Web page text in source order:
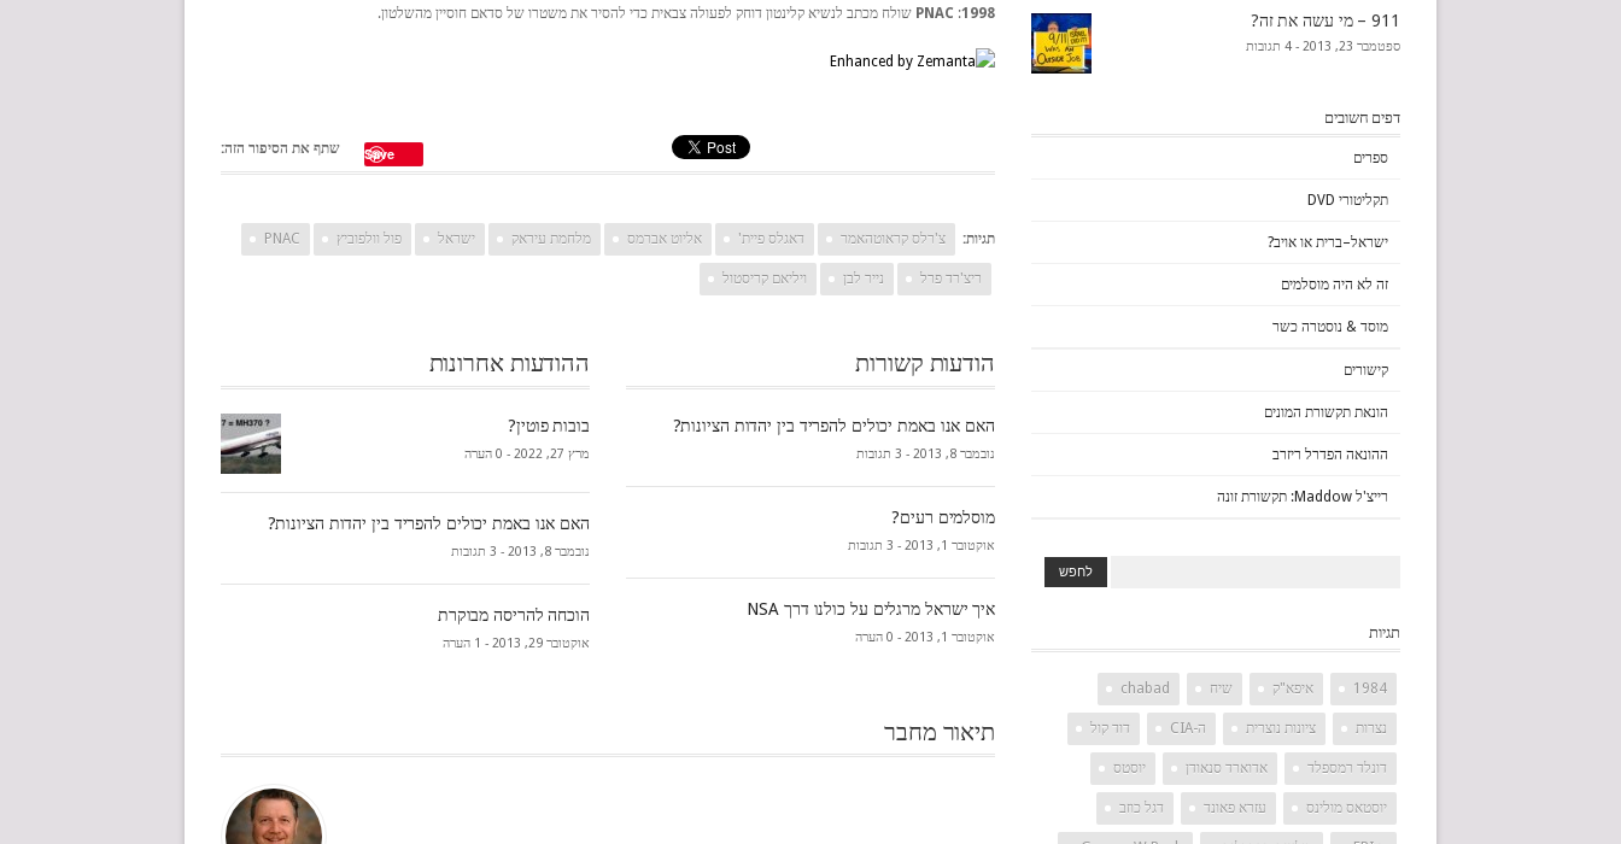
1998
:
PNAC שולח מכתב לנשיא קלינטון דוחק לפעולה צבאית כדי להסיר את משטרו של סדאם חוסיין מהשלטון.
שתף את הסיפור הזה: Save
תגיות: צ'רלס קראוטהאמר דאגלס פיית' אליוט אברמס מלחמת עיראק ישראל פול וולפוביץ PNAC
ריצ'רד פרל נייר לבן ויליאם קריסטול
ההודעות אחרונות
בובות פוטין?
מרץ 27, 2022 - 0 הערה
האם אנו באמת יכולים להפריד בין יהדות הציונות?
נובמבר 8, 2013 - 3 תגובות
הוכחה להריסה מבוקרת
אוקטובר 29, 2013 - 1 הערה
הודעות קשורות
האם אנו באמת יכולים להפריד בין יהדות הציונות?
נובמבר 8, 2013 - 3 תגובות
מוסלמים רעים?
אוקטובר 1, 2013 - 3 תגובות
איך ישראל מרגלים על כולנו דרך NSA
אוקטובר 1, 2013 - 0 הערה
תיאור מחבר
911 – מי עשה את זה?
ספטמבר 23, 2013 - 4 תגובות
דפים חשובים
ספרים
תקליטורי DVD
ישראל–ברית או אויב?
זה לא היה מוסלמים
מוסד & נוסטרה כשר
קישורים
הונאת תקשורת המונים
ההונאה הפדרל ריזרב
רייצ'ל Maddow: תקשורת זונה
תגיות
1984 איפא"ק שיח chabad
נצרות ציונות נוצרית ה-CIA דוד קול
דונלד רמספלד אדוארד סנאודן יוסטס
יוסטאס מולינס עזרא פאונד דגל כוזב